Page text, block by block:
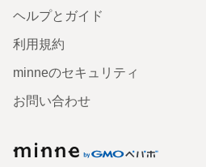
ヘルプとガイド
利用規約
minneのセキュリティ
お問い合わせ